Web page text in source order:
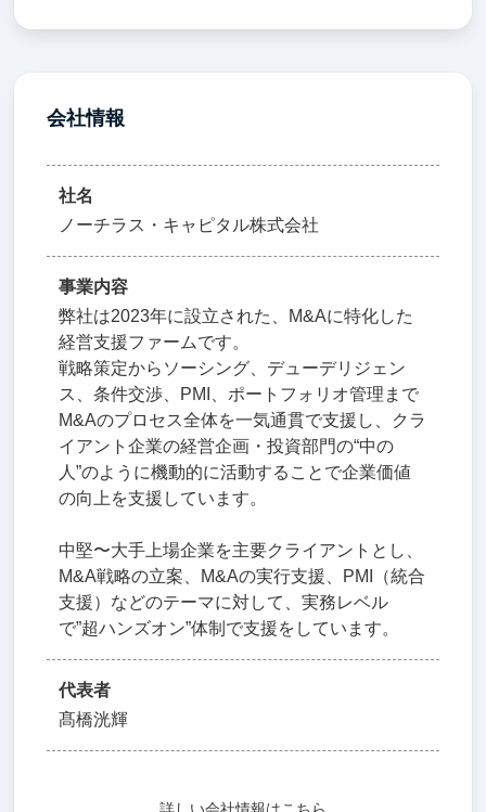
会社情報
社名
ノーチラス・キャピタル株式会社
事業内容
弊社は2023年に設立された、M&Aに特化した
経営支援ファームです。
戦略策定からソーシング、デューデリジェン
ス、条件交渉、PMI、ポートフォリオ管理まで
M&Aのプロセス全体を一気通貫で支援し、クラ
イアント企業の経営企画・投資部門の“中の
人”のように機動的に活動することで企業価値
の向上を支援しています。
中堅〜大手上場企業を主要クライアントとし、
M&A戦略の立案、M&Aの実行支援、PMI（統合
支援）などのテーマに対して、実務レベル
で”超ハンズオン”体制で支援をしています。
代表者
髙橋洸輝